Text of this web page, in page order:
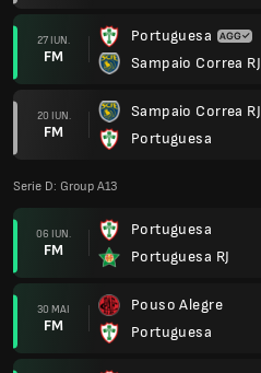
27 IUN.
FM
Portuguesa
Sampaio Correa RJ
20 IUN.
FM
Sampaio Correa RJ
Portuguesa
Serie D: Group A13
06 IUN.
FM
Portuguesa
Portuguesa RJ
30 MAI
FM
Pouso Alegre
Portuguesa